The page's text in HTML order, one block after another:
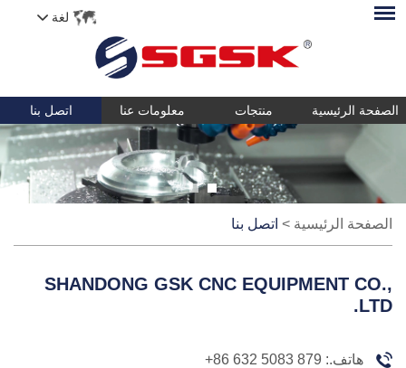
لغة
الصفحة الرئيسية منتجات معلومات عنا اتصل بنا
الصفحة الرئيسية > اتصل بنا
SHANDONG GSK CNC EQUIPMENT CO.,
LTD.
هاتف.: +86 632 5083 879